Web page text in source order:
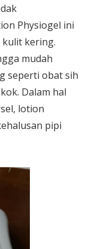
Physiogel ini
kulit kering.
mudah
seperti obat sih
Dalam hal
lotion
pipi